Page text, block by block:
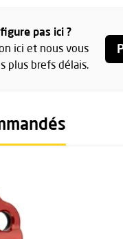
pas ici ?
ici et nous vous
plus brefs délais.